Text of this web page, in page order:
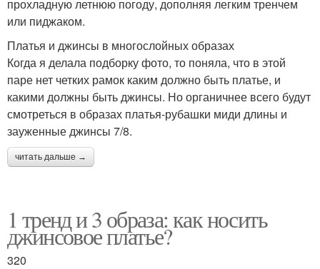
прохладную летнюю погоду, дополняя легким тренчем
или пиджаком.
Платья и джинсы в многослойных образах
Когда я делала подборку фото, то поняла, что в этой
паре нет четких рамок каким должно быть платье, и
какими должны быть джинсы. Но органичнее всего будут
смотреться в образах платья-рубашки миди длины и
зауженные джинсы 7/8.
читать дальше →
1 тренд и 3 образа: как носить
джинсовое платье?
320